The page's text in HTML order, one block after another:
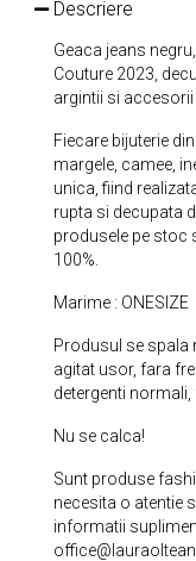
Descriere
Geaca jeans
Couture 2023,
argintii si
Fiecare bijuterie
margele, camee,
unica, fiind
rupta si decupata
produsele pe stoc
100%.
Marime : ONESIZE
Produsul se spala
agitat usor, fara
detergenti normali,
Nu se calca!
Sunt produse
necesita o atentie
informatii